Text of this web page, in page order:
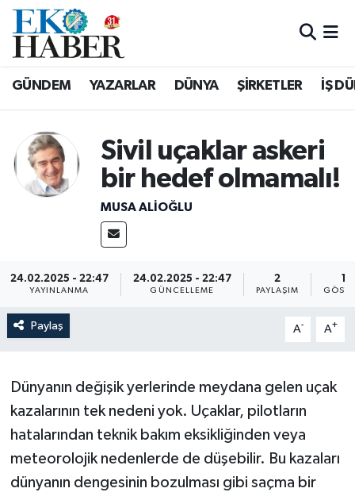
GÜNDEM YAZARLAR DÜNYA ŞİRKETLER İŞ
Sivil uçaklar askeri
bir hedef olmamalı!
MUSA ALIOĞLU
24.02.2025 - 22:47
YAYINLANMA
24.02.2025 - 22:47
GÜNCELLEME
2
PAYLAŞIM
14
Paylaş A- A+
Dünyanın değişik yerlerinde meydana gelen uçak
kazalarının tek nedeni yok. Uçaklar, pilotların
hatalarından teknik bakım eksikliğinden veya
meteorolojik nedenlerde de düşebilir. Bu kazaları
dünyanın dengesinin bozulması gibi saçma bir
Hava Durumu
Süper Lig Puan Durumu ve Fikstür
Tüm Manşetler
Son Dakika Haberleri